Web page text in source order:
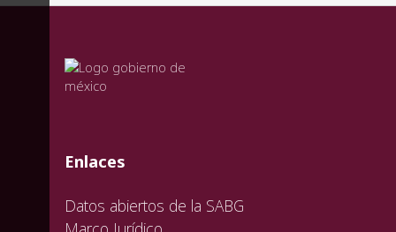
valida
valida
valida
Enlaces
Datos abiertos de la SABG